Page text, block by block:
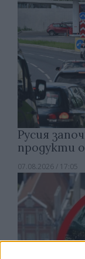
Русия
продукти
07.08.2026 / 17:05